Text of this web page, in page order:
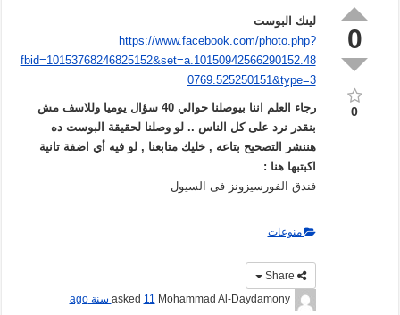
0
0
لينك البوست
https://www.facebook.com/photo.php?
fbid=10153768246825152&set=a.10150942566290152.48
0769.525250151&type=3
رجاء العلم اننا بيوصلنا حوالي 40 سؤال يوميا وللاسف مش
بنقدر نرد على كل الناس .. لو وصلنا لحقيقة البوست ده
هننشر التصحيح بتاعه , خليك متابعنا , لو فيه أي اضفة تانية
اكبتبها هنا :
فندق الفورسيزونز فى السيول
منوعات
Mohammad Al-Daydamony 11 سنة ago